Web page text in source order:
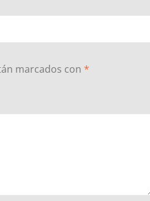
marcados con *